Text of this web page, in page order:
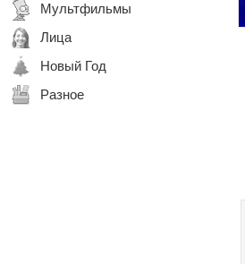
Мультфильмы
Лица
Новый Год
Разное